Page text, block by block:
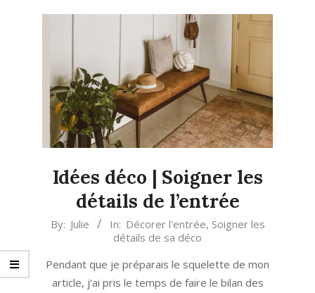
Idées déco | Soigner les
détails de l’entrée
2023-
11
By: Julie In: Décorer l'entrée, Soigner les
détails de sa déco
Pendant que je préparais le squelette de mon
article, j’ai pris le temps de faire le bilan des